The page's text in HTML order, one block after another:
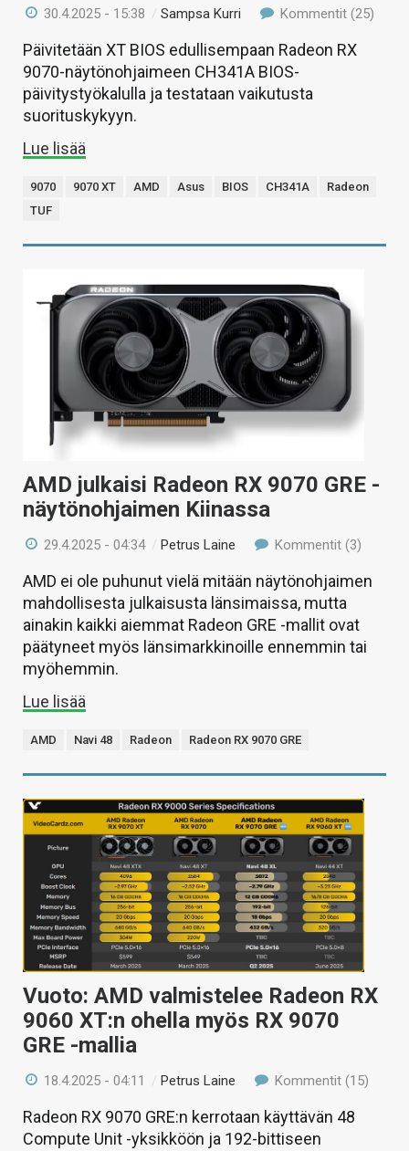
30.4.2025 - 15:38 /Sampsa Kurri Kommentit (25)
Päivitetään XT BIOS edullisempaan Radeon RX
9070-näytönohjaimeen CH341A BIOS-
päivitystyökalulla ja testataan vaikutusta
suorituskykyyn.
Lue lisää
9070 9070 XT AMD Asus BIOS CH341A
Radeon
TUF
AMD julkaisi Radeon RX 9070 GRE -
näytönohjaimen Kiinassa
29.4.2025 - 04:34 /Petrus Laine Kommentit (3)
AMD ei ole puhunut vielä mitään näytönohjaimen
mahdollisesta julkaisusta länsimaissa, mutta
ainakin kaikki aiemmat Radeon GRE -mallit ovat
päätyneet myös länsimarkkinoille ennemmin tai
myöhemmin.
Lue lisää
AMD Navi 48 Radeon Radeon RX 9070 GRE
Vuoto: AMD valmistelee Radeon RX
9060 XT:n ohella myös RX 9070
GRE -mallia
18.4.2025 - 04:11 / Petrus Laine Kommentit (15)
Radeon RX 9070 GRE:n kerrotaan käyttävän 48
Compute Unit -yksikköön ja 192-bittiseen